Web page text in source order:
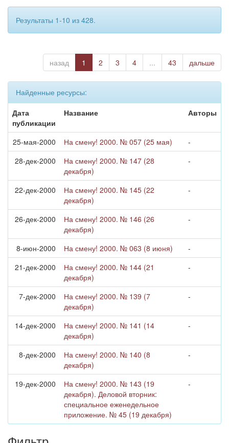
Результаты 1-10 из 428.
назад 1 2 3 4 ... 43 дальше
Найденные ресурсы:
Дата
публикации
Название Авторы
25-мая-2000 На смену! 2000. № 057 (25 мая)
-
28-дек-2000
На смену! 2000. № 147 (28
декабря)
-
22-дек-2000
На смену! 2000. № 145 (22
декабря)
-
26-дек-2000
На смену! 2000. № 146 (26
декабря)
-
8-июн-2000 На смену! 2000. № 063 (8 июня)
-
21-дек-2000
На смену! 2000. № 144 (21
декабря)
-
7-дек-2000
На смену! 2000. № 139 (7
декабря)
-
14-дек-2000
На смену! 2000. № 141 (14
декабря)
-
8-дек-2000
На смену! 2000. № 140 (8
декабря)
-
19-дек-2000
На смену! 2000. № 143 (19
декабря). Деловой вторник:
специальное еженедельное
приложение. № 45 (19 декабря)
-